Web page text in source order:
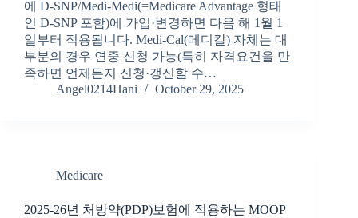
에 D-SNP/Medi-Medi(=Medicare Advantage 형태
인 D-SNP 포함)에 가입·변경하면 다음 해 1월 1
일부터 적용됩니다. Medi-Cal(메디칼) 자체는 대
부분의 경우 연중 신청 가능(특히 자격요건을 만
족하면 언제든지 신청·갱신할 수…
Angel0214Hani
October 29, 2025
Medicare
2025-26년 처방약(PDP)보험에 적용하는 MOOP